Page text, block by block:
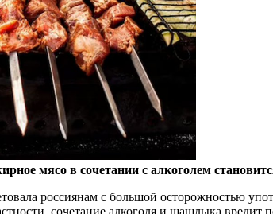
мясо в сочетании с алкоголем
россиянам с большой осторожностью
сочетание алкоголя и шашлыка вредит